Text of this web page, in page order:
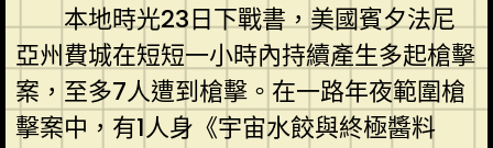
本地時光23日下戰書，美國賓夕法尼
亞州費城在短短一小時內持續產生多起槍擊
案，至多7人遭到槍擊。在一路年夜範圍槍
擊案中，有1人身《宇宙水餃與終極醬料